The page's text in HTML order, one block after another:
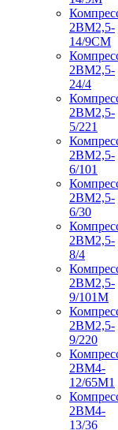
2ВМ2,5-
14/9СМ
2ВМ2,5-
24/4
2ВМ2,5-
5/221
2ВМ2,5-
6/101
2ВМ2,5-
6/30
2ВМ2,5-
8/4
2ВМ2,5-
9/101М
2ВМ2,5-
9/220
2ВМ4-
12/65М1
2ВМ4-
13/36